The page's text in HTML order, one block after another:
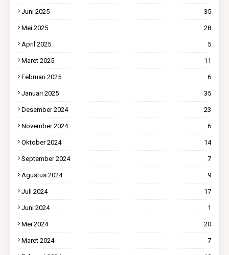
Juni 2025 35
Mei 2025 28
April 2025 5
Maret 2025 11
Februari 2025 6
Januari 2025 35
Desember 2024 23
November 2024 6
Oktober 2024 14
September 2024 7
Agustus 2024 9
Juli 2024 17
Juni 2024 1
Mei 2024 20
Maret 2024 7